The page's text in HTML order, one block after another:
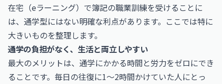
在宅（eラーニング）で簿記の職業訓練を受けることに
は、通学型にはない明確な利点があります。ここでは特に
大きいものを整理します。
通学の負担がなく、生活と両立しやすい
最大のメリットは、通学にかかる時間と労力をゼロにでき
ることです。毎日の往復に1〜2時間かけていた人にとっ